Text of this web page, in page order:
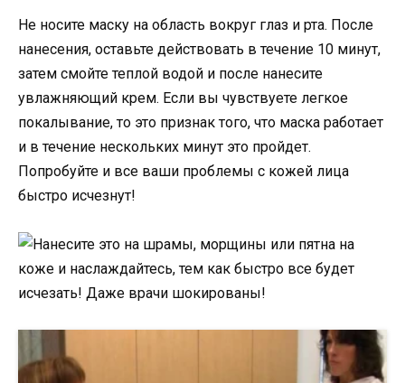
Не носите маску на область вокруг глаз и рта. После
нанесения, оставьте действовать в течение 10 минут,
затем смойте теплой водой и после нанесите
увлажняющий крем. Если вы чувствуете легкое
покалывание, то это признак того, что маска работает
и в течение нескольких минут это пройдет.
Попробуйте и все ваши проблемы с кожей лица
быстро исчезнут!